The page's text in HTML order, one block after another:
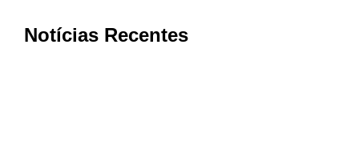
Notícias Recentes